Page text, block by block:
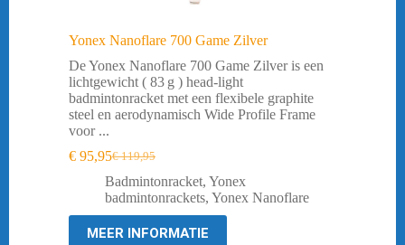
Yonex Nanoflare 700 Game Zilver
De Yonex Nanoflare 700 Game Zilver is een
lichtgewicht ( 83 g ) head‑light
badmintonracket met een flexibele graphite
steel en aerodynamisch Wide Profile Frame
voor ...
€119,95
Oorspronkelijke
prijs
was:
€ 119,95.
€ 95,95Huidige
prijs
is:
€ 95,95.
Badmintonracket, Yonex
badmintonrackets, Yonex Nanoflare
MEER INFORMATIE